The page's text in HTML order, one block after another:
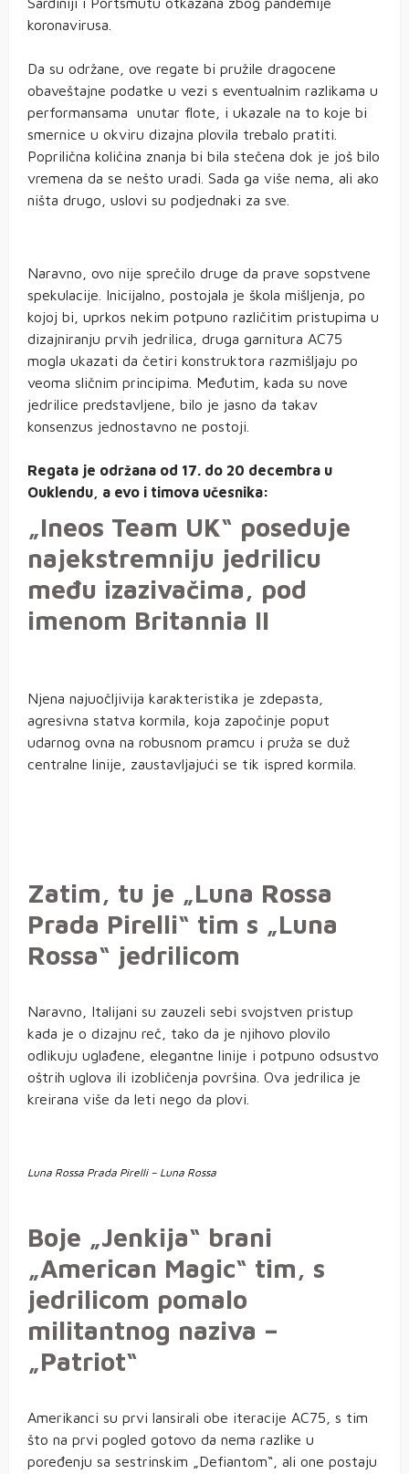
koronavirusa.
Da su održane, ove regate bi pružile dragocene
obaveštajne podatke u vezi s eventualnim razlikama u
performansama unutar flote, i ukazale na to koje bi
smernice u okviru dizajna plovila trebalo pratiti.
Poprilična količina znanja bi bila stečena dok je još bilo
vremena da se nešto uradi. Sada ga više nema, ali ako
ništa drugo, uslovi su podjednaki za sve.
Naravno, ovo nije sprečilo druge da prave sopstvene
spekulacije. Inicijalno, postojala je škola mišljenja, po
kojoj bi, uprkos nekim potpuno različitim pristupima u
dizajniranju prvih jedrilica, druga garnitura AC75
mogla ukazati da četiri konstruktora razmišljaju po
veoma sličnim principima. Međutim, kada su nove
jedrilice predstavljene, bilo je jasno da takav
konsenzus jednostavno ne postoji.
Regata je održana od 17. do 20 decembra u
Ouklendu, a evo i timova učesnika:
„Ineos Team UK“ poseduje
najekstremniju jedrilicu
među izazivačima, pod
imenom Britannia II
Njena najuočljivija karakteristika je zdepasta,
agresivna statva kormila, koja započinje poput
udarnog ovna na robusnom pramcu i pruža se duž
centralne linije, zaustavljajući se tik ispred kormila.
Zatim, tu je „Luna Rossa
Prada Pirelli“ tim s „Luna
Rossa“ jedrilicom
Naravno, Italijani su zauzeli sebi svojstven pristup
kada je o dizajnu reč, tako da je njihovo plovilo
odlikuju uglađene, elegantne linije i potpuno odsustvo
oštrih uglova ili izobličenja površina. Ova jedrilica je
kreirana više da leti nego da plovi.
Luna Rossa Prada Pirelli – Luna Rossa
Boje „Jenkija“ brani
„American Magic“ tim, s
jedrilicom pomalo
militantnog naziva –
„Patriot“
Amerikanci su prvi lansirali obe iteracije AC75, s tim
što na prvi pogled gotovo da nema razlike u
poređenju sa sestrinskim „Defiantom“, ali one postaju